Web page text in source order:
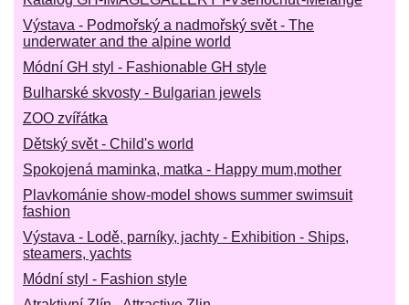
Výstava - Podmořský a nadmořský svět - The
underwater and the alpine world
Módní GH styl - Fashionable GH style
Bulharské skvosty - Bulgarian jewels
ZOO zvířátka
Dětský svět - Child's world
Spokojená maminka, matka - Happy mum,mother
Plavkománie show-model shows summer swimsuit
fashion
Výstava - Lodě, parníky, jachty - Exhibition - Ships,
steamers, yachts
Módní styl - Fashion style